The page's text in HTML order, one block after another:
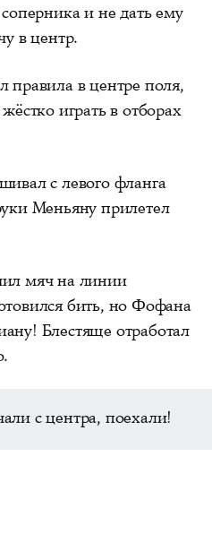
и не дать ему
в центр.
правила в центре поля,
играть в отборах
с левого фланга
Меньяну прилетел
мяч на линии
бить, но Фофана
Блестяще отработал
с центра, поехали!